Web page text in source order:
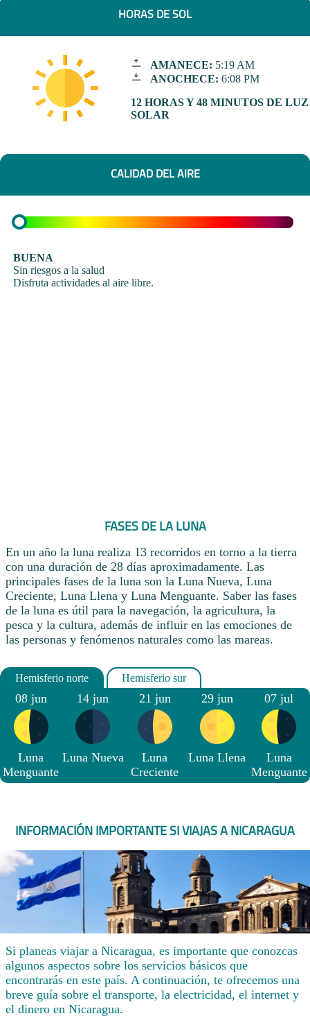
HORAS DE SOL
AMANECE: 5:19 AM
ANOCHECE: 6:08 PM
12 HORAS Y 48 MINUTOS DE LUZ
SOLAR
CALIDAD DEL AIRE
BUENA
Sin riesgos a la salud
Disfruta actividades al aire libre.
FASES DE LA LUNA
En un año la luna realiza 13 recorridos en torno a la tierra
con una duración de 28 días aproximadamente. Las
principales fases de la luna son la Luna Nueva, Luna
Creciente, Luna Llena y Luna Menguante. Saber las fases
de la luna es útil para la navegación, la agricultura, la
pesca y la cultura, además de influir en las emociones de
las personas y fenómenos naturales como las mareas.
08 jun
Luna
Menguante
14 jun
Luna Nueva
21 jun
Luna
Creciente
29 jun
Luna Llena
07 jul
Luna
Menguante
INFORMACIÓN IMPORTANTE SI VIAJAS A NICARAGUA
Si planeas viajar a Nicaragua, es importante que conozcas
algunos aspectos sobre los servicios básicos que
encontrarás en este país. A continuación, te ofrecemos una
breve guía sobre el transporte, la electricidad, el internet y
el dinero en Nicaragua.